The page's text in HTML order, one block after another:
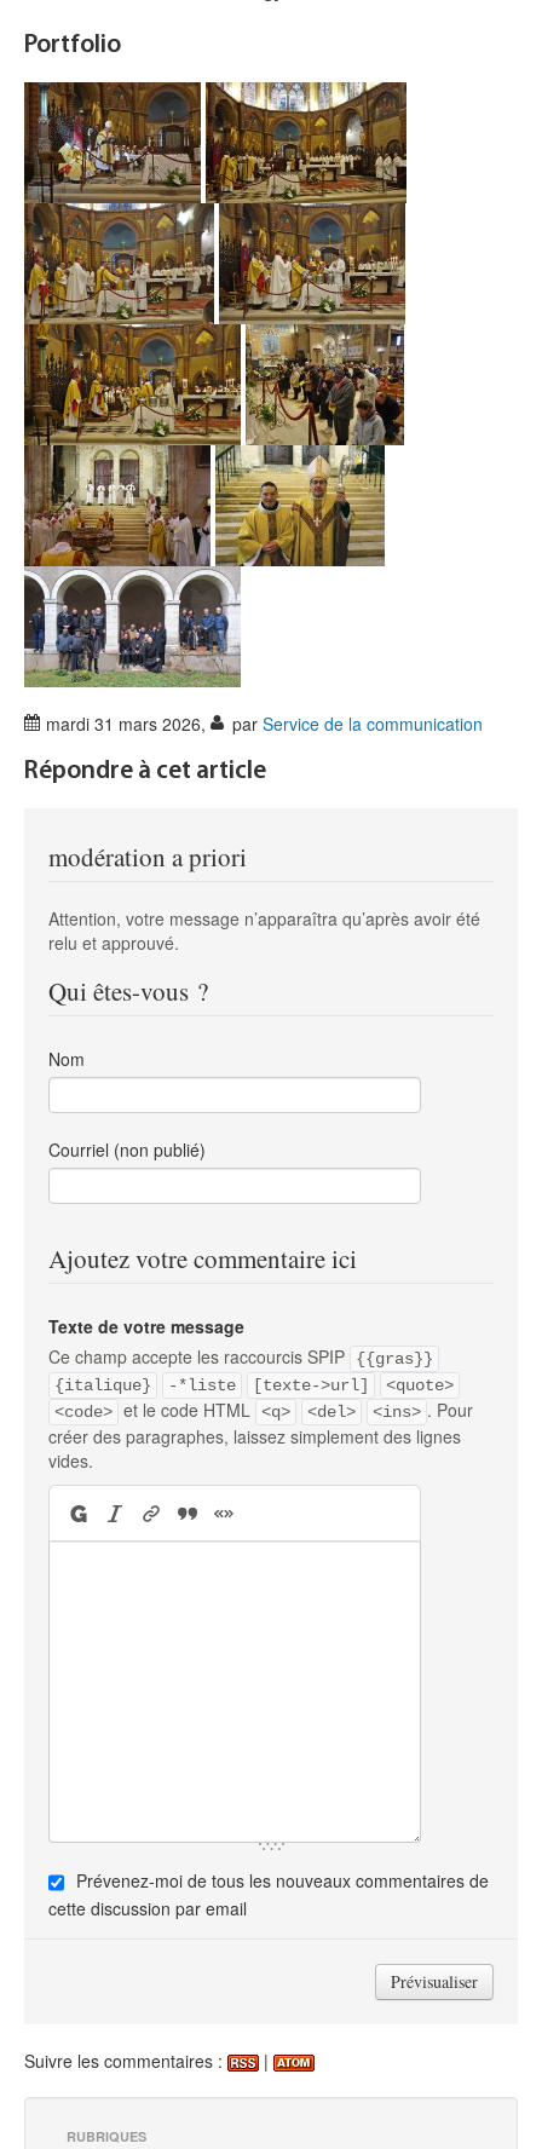
Portfolio
mardi 31 mars 2026, par Service de la communication
Répondre à cet article
modération a priori
Attention, votre message n’apparaîtra qu’après avoir été
relu et approuvé.
Qui êtes-vous ?
Nom
Courriel (non publié)
Ajoutez votre commentaire ici
Texte de votre message
Ce champ accepte les raccourcis SPIP
{{gras}}
{italique}
-*liste [texte->url]
<quote>
<code> et le code HTML <q> <del> <ins> . Pour
créer des paragraphes, laissez simplement des lignes
vides.
Prévenez-moi de tous les nouveaux commentaires de
cette discussion par email
Suivre les commentaires : |
RUBRIQUES